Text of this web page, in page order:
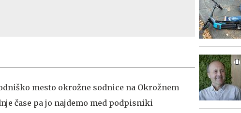
mesto okrožne sodnice na Okrožnem
čase pa jo najdemo med podpisniki